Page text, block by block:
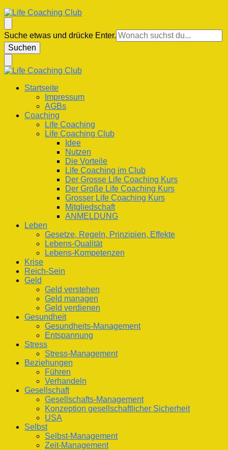
Life Coaching Club
Für Deine Lebenskompetenz
Suchst
du
nach
Suche etwas und drücke Enter.
Life Coaching Club
Für Deine Lebenskompetenz
Startseite
Impressum
AGBs
Coaching
Life Coaching
Life Coaching Club
Idee
Nutzen
Die Vorteile
Life Coaching im Club
Der Grosse Life Coaching Kurs
Der Große Life Coaching Kurs
Grosser Life Coaching Kurs
Mitgliedschaft
ANMELDUNG
Leben
Gesetze, Regeln, Prinzipien, Effekte
Lebens-Qualität
Lebens-Kompetenzen
Krise
Reich-Sein
Geld
Geld verstehen
Geld managen
Geld verdienen
Gesundheit
Gesundheits-Management
Entspannung
Stress
Stress-Management
Beziehungen
Führen
Verhandeln
Gesellschaft
Gesellschafts-Management
Konzeption gesellschaftlicher Sicherheit
USA
Selbst
Selbst-Management
Zeit-Management